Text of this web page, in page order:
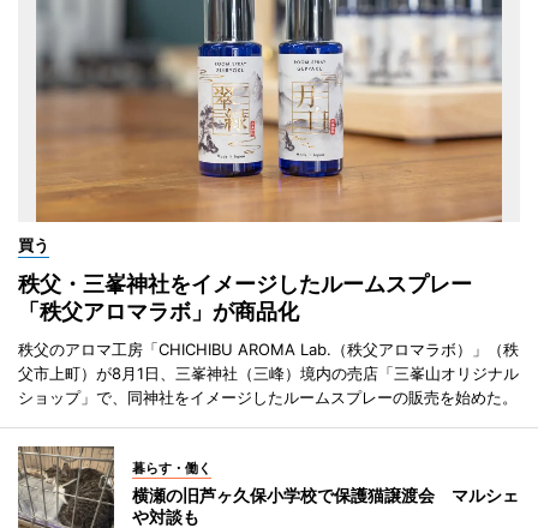
買う
秩父・三峯神社をイメージしたルームスプレー
「秩父アロマラボ」が商品化
秩父のアロマ工房「CHICHIBU AROMA Lab.（秩父アロマラボ）」（秩
父市上町）が8月1日、三峯神社（三峰）境内の売店「三峯山オリジナル
ショップ」で、同神社をイメージしたルームスプレーの販売を始めた。
暮らす・働く
横瀬の旧芦ヶ久保小学校で保護猫譲渡会 マルシェ
や対談も